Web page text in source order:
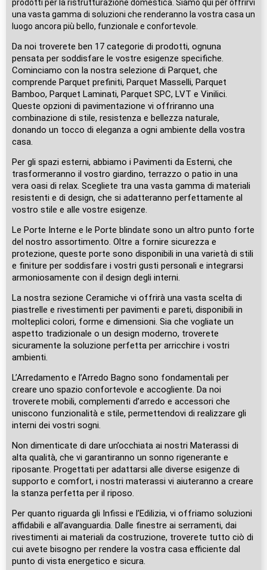
prodotti per la ristrutturazione domestica. Siamo qui per offrirvi
una vasta gamma di soluzioni che renderanno la vostra casa un
luogo ancora più bello, funzionale e confortevole.
Da noi troverete ben 17 categorie di prodotti, ognuna
pensata per soddisfare le vostre esigenze specifiche.
Cominciamo con la nostra selezione di Parquet, che
comprende Parquet prefiniti, Parquet Masselli, Parquet
Bamboo, Parquet Laminati, Parquet SPC, LVT e Vinilici.
Queste opzioni di pavimentazione vi offriranno una
combinazione di stile, resistenza e bellezza naturale,
donando un tocco di eleganza a ogni ambiente della vostra
casa.
Per gli spazi esterni, abbiamo i Pavimenti da Esterni, che
trasformeranno il vostro giardino, terrazzo o patio in una
vera oasi di relax. Scegliete tra una vasta gamma di materiali
resistenti e di design, che si adatteranno perfettamente al
vostro stile e alle vostre esigenze.
Le Porte Interne e le Porte blindate sono un altro punto forte
del nostro assortimento. Oltre a fornire sicurezza e
protezione, queste porte sono disponibili in una varietà di stili
e finiture per soddisfare i vostri gusti personali e integrarsi
armoniosamente con il design degli interni.
La nostra sezione Ceramiche vi offrirà una vasta scelta di
piastrelle e rivestimenti per pavimenti e pareti, disponibili in
molteplici colori, forme e dimensioni. Sia che vogliate un
aspetto tradizionale o un design moderno, troverete
sicuramente la soluzione perfetta per arricchire i vostri
ambienti.
L’Arredamento e l’Arredo Bagno sono fondamentali per
creare uno spazio confortevole e accogliente. Da noi
troverete mobili, complementi d’arredo e accessori che
uniscono funzionalità e stile, permettendovi di realizzare gli
interni dei vostri sogni.
Non dimenticate di dare un’occhiata ai nostri Materassi di
alta qualità, che vi garantiranno un sonno rigenerante e
riposante. Progettati per adattarsi alle diverse esigenze di
supporto e comfort, i nostri materassi vi aiuteranno a creare
la stanza perfetta per il riposo.
Per quanto riguarda gli Infissi e l’Edilizia, vi offriamo soluzioni
affidabili e all’avanguardia. Dalle finestre ai serramenti, dai
rivestimenti ai materiali da costruzione, troverete tutto ciò di
cui avete bisogno per rendere la vostra casa efficiente dal
punto di vista energetico e sicura.